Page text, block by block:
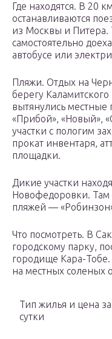
Где находятся. В 20
останавливаются
из Москвы и Питера.
самостоятельно
автобусе или
Пляжи. Отдых на
берегу
вытянулись местные
«Прибой», «Новый»,
участки с пологим
прокат инвентаря,
площадки.
Дикие участки
Новофедоровки. Там
пляжей —
Что посмотреть. В
городскому парку,
городище Кара-
на местных соленых
Тип жилья и цена за
сутки